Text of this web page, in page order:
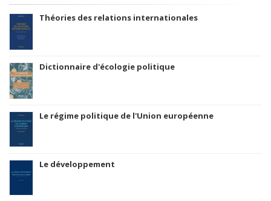
Théories des relations internationales
Dictionnaire d'écologie politique
Le régime politique de l'Union européenne
Le développement